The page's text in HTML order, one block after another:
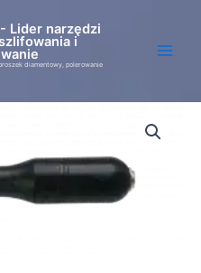
Lider narzędzi
i
diamentowy, polerowanie